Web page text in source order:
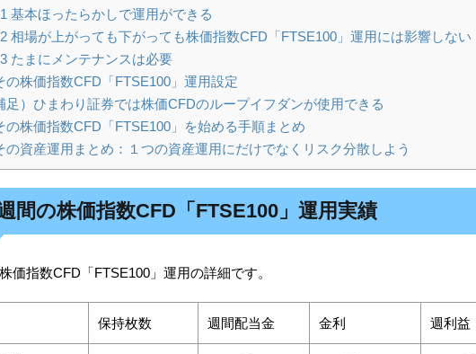
基本ほったらかしで運用ができる
相場が上がっても下がっても株価指数CFD「FTSE100」運用には影響しない
たまにメンテナンスは必要
の株価指数CFD「FTSE100」運用設定
足）ひまわり証券では株価CFDのループイフダンが使用できる
の株価指数CFD「FTSE100」を始める手順まとめ
の資産運用まとめ：１つの資産運用にだけでなくリスク分散しよう
間の株価指数CFD「FTSE100」運用実績
価指数CFD「FTSE100」運用の詳細です。
保持枚数 週間配当金 金利 週利益